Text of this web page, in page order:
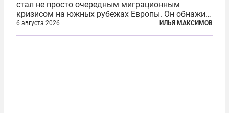
стал не просто очередным миграционным
кризисом на южных рубежах Европы. Он обнажил
фундаментальный раскол внутри Евросоюза,
продемонстрировав, что десятилетиями
6 августа 2026 ИЛЬЯ МАКСИМОВ